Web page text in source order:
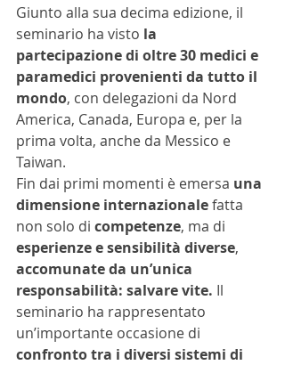
Giunto alla sua decima edizione, il
seminario ha visto la
partecipazione di oltre 30 medici e
paramedici provenienti da tutto il
mondo, con delegazioni da Nord
America, Canada, Europa e, per la
prima volta, anche da Messico e
Taiwan.
Fin dai primi momenti è emersa una
dimensione internazionale fatta
non solo di competenze, ma di
esperienze e sensibilità diverse,
accomunate da un’unica
responsabilità: salvare vite. Il
seminario ha rappresentato
un’importante occasione di
confronto tra i diversi sistemi di